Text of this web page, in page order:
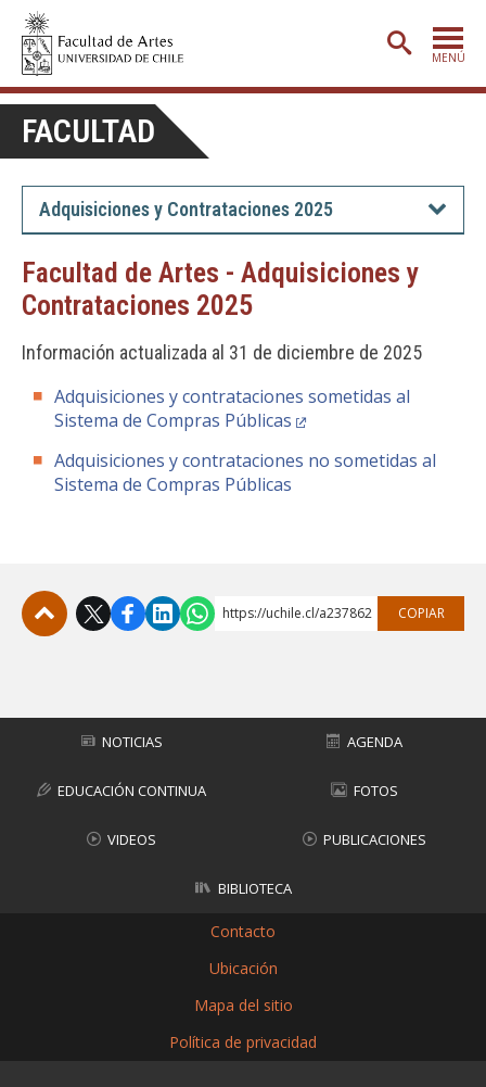
MENÚ
ADMISIÓN
ETAPA BÁSICA
CARRERAS
POSTGRADO
BIBLIOTECA
DEPARTAMENTOS
FACULTAD
FACULTAD
Adquisiciones y Contrataciones 2025
Facultad de Artes - Adquisiciones y
Contrataciones 2025
Información actualizada al 31 de diciembre de 2025
Adquisiciones y contrataciones sometidas al
Sistema de Compras Públicas
Adquisiciones y contrataciones no sometidas al
Sistema de Compras Públicas
https://uchile.cl/a237862 COPIAR
NOTICIAS AGENDA
EDUCACIÓN CONTINUA FOTOS
VIDEOS PUBLICACIONES
BIBLIOTECA
Contacto
Ubicación
Mapa del sitio
Política de privacidad